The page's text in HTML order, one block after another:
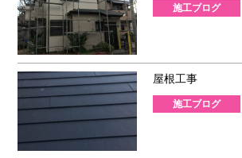
施工ブログ
屋根工事
施工ブログ